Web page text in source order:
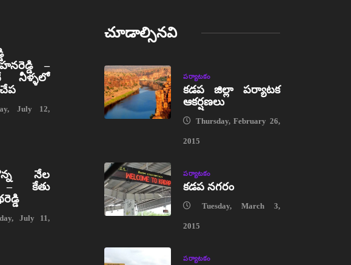
–
నీళ్ళలో
July 12,
నేల
– కేతు
July 11,
చూడాల్సినవి
పర్యాటకం
కడప జిల్లా పర్యాటక
ఆకర్షణలు
Thursday, February 26,
2015
పర్యాటకం
కడప నగరం
Tuesday, March 3,
2015
పర్యాటకం